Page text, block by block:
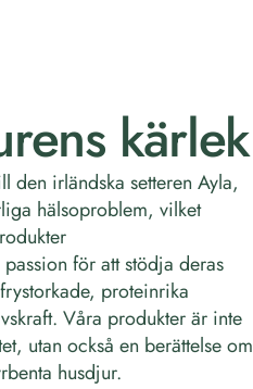
kärlek
den irländska setteren Ayla,
hälsoproblem, vilket
för att stödja deras
proteinrika
Våra produkter är inte
utan också en berättelse om
husdjur.